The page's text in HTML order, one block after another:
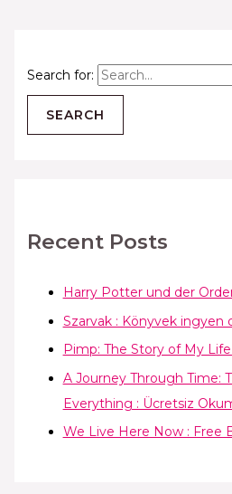
Search for:
Recent Posts
Harry Potter und der
Szarvak : Könyvek ingyen
Pimp: The Story of My
A Journey Through Time:
Everything : Ücretsiz
We Live Here Now : Free